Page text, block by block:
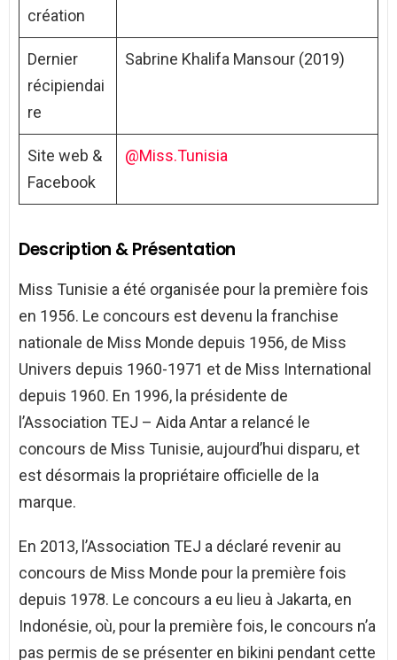
création
Dernier
récipiendai
re
Sabrine Khalifa Mansour (2019)
Site web &
Facebook
@Miss.Tunisia
Description & Présentation
Miss Tunisie a été organisée pour la première fois
en 1956. Le concours est devenu la franchise
nationale de Miss Monde depuis 1956, de Miss
Univers depuis 1960-1971 et de Miss International
depuis 1960. En 1996, la présidente de
l’Association TEJ – Aida Antar a relancé le
concours de Miss Tunisie, aujourd’hui disparu, et
est désormais la propriétaire officielle de la
marque.
En 2013, l’Association TEJ a déclaré revenir au
concours de Miss Monde pour la première fois
depuis 1978. Le concours a eu lieu à Jakarta, en
Indonésie, où, pour la première fois, le concours n’a
pas permis de se présenter en bikini pendant cette